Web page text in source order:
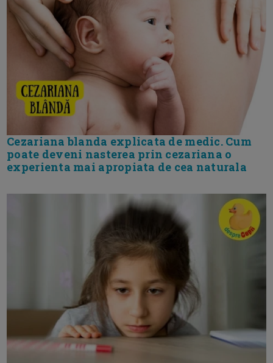
Cezariana blanda explicata de medic. Cum
poate deveni nasterea prin cezariana o
experienta mai apropiata de cea naturala